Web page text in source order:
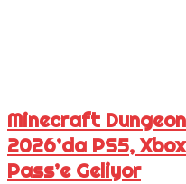
Minecraft
2026’da PS5,
Pass’e Geliyor